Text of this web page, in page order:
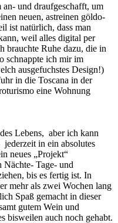
und draufgeschafft, um
neuen, astreinen göldo-
ist natürlich, dass man
weil alles digital per
brauchte Ruhe dazu, die in
schnappte ich mir im
ausgefuchstes Design!)
in die Toscana in der
eine Wohnung
Lebens, aber ich kann
jederzeit in ein absolutes
neues „Projekt“
Nächte- Tage- und
bis es fertig ist. In
mehr als zwei Wochen lang
Spaß gemacht in dieser
gutem Wein und
bisweilen auch noch gehabt.